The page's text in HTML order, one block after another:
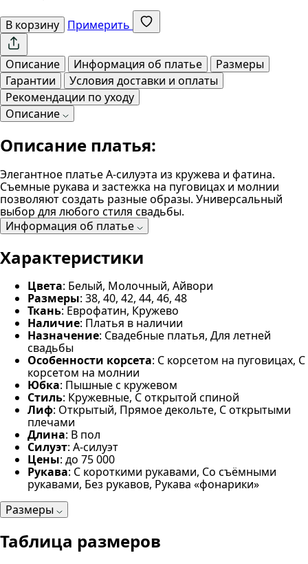
В корзину Примерить
Описание Информация об платье
Размеры
Гарантии
Условия доставки и оплаты
Рекомендации по уходу
Описание
Описание платья:
Элегантное платье А-силуэта из кружева и фатина.
Съемные рукава и застежка на пуговицах и молнии
позволяют создать разные образы. Универсальный
выбор для любого стиля свадьбы.
Информация об платье
Характеристики
Цвета: Белый, Молочный, Айвори
Размеры: 38, 40, 42, 44, 46, 48
Ткань: Еврофатин, Кружево
Наличие: Платья в наличии
Назначение: Свадебные платья, Для летней
свадьбы
Особенности корсета: С корсетом на пуговицах, С
корсетом на молнии
Юбка: Пышные с кружевом
Стиль: Кружевные, С открытой спиной
Лиф: Открытый, Прямое декольте, С открытыми
плечами
Длина: В пол
Силуэт: А-силуэт
Цены: до 75 000
Рукава: С короткими рукавами, Со съёмными
рукавами, Без рукавов, Рукава «фонарики»
Размеры
Таблица размеров